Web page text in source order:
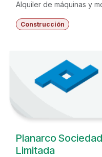
Alquiler de máquinas y
Construcción
Planarco
Limitada